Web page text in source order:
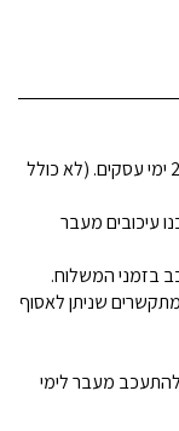
זמני אספקה למשלוח עד לבית הלקוח הינם בין 2-7 ימי עסקים. (לא כולל
עיכובים מעבר
בזמני המשלוח.
שניתן לאסוף
מעבר לימי